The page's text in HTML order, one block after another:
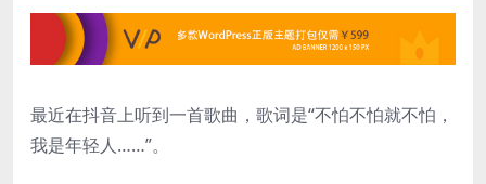
最近在抖音上听到一首歌曲，歌词是“不怕不怕就不怕，
我是年轻人……”。